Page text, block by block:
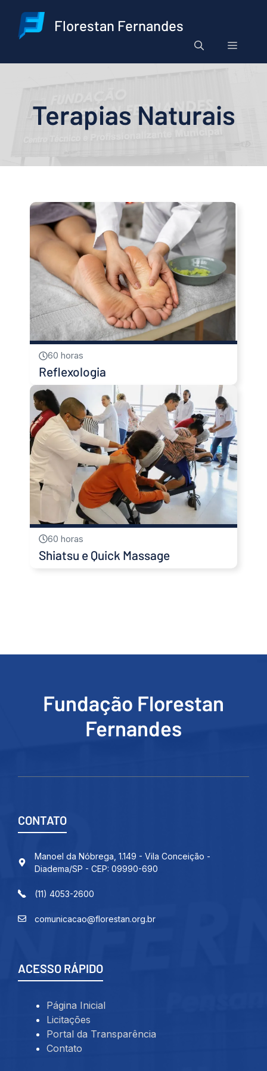
para
Florestan Fernandes
Menu
Terapias Naturais
60 horas
Reflexologia
60 horas
Shiatsu e Quick Massage
Fundação Florestan
Fernandes
CONTATO
Manoel da Nóbrega, 1.149 - Vila Conceição -
Diadema/SP - CEP: 09990-690
(11) 4053-2600
comunicacao@florestan.org.br
ACESSO RÁPIDO
Página Inicial
Licitações
Portal da Transparência
Contato